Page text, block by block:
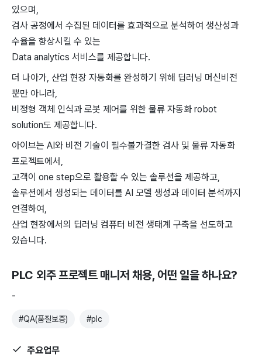
있으며,
검사 공정에서 수집된 데이터를 효과적으로 분석하여 생산성과
수율을 향상시킬 수 있는
Data analytics 서비스를 제공합니다.
더 나아가, 산업 현장 자동화를 완성하기 위해 딥러닝 머신비전
뿐만 아니라,
비정형 객체 인식과 로봇 제어를 위한 물류 자동화 robot
solution도 제공합니다.
아이브는 AI와 비전 기술이 필수불가결한 검사 및 물류 자동화
프로젝트에서,
고객이 one step으로 활용할 수 있는 솔루션을 제공하고,
솔루션에서 생성되는 데이터를 AI 모델 생성과 데이터 분석까지
연결하여,
산업 현장에서의 딥러닝 컴퓨터 비전 생태계 구축을 선도하고
있습니다.
PLC 외주 프로젝트 매니저 채용, 어떤 일을 하나요?
-
#QA(품질보증) #plc
주요업무